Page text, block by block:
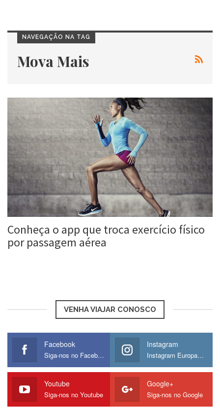
NAVEGAÇÃO NA TAG
Mova Mais
Conheça o app que troca exercício físico
por passagem aérea
VENHA VIAJAR CONOSCO
Facebook
Siga-nos no Facebook
Instagram
Instagram Europamos
Youtube
Siga-nos no Youtube
Google+
Siga-nos no Google